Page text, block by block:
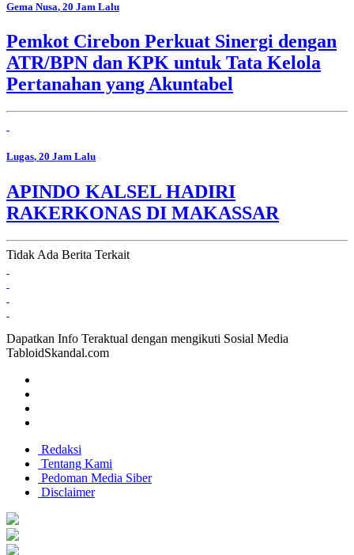
Gema Nusa, 20 Jam Lalu
Pemkot Cirebon Perkuat Sinergi dengan
ATR/BPN dan KPK untuk Tata Kelola
Pertanahan yang Akuntabel
Lugas, 20 Jam Lalu
APINDO KALSEL HADIRI
RAKERKONAS DI MAKASSAR
Tidak Ada Berita Terkait
Dapatkan Info Teraktual dengan mengikuti Sosial Media
TabloidSkandal.com
Redaksi
Tentang Kami
Pedoman Media Siber
Disclaimer